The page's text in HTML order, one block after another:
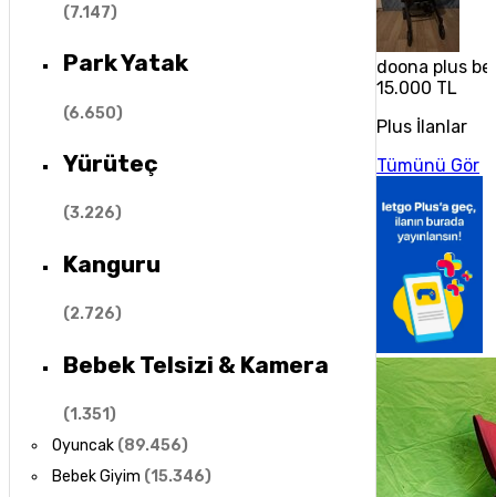
(7.147)
Park Yatak
(6.650)
Yürüteç
(3.226)
Kanguru
(2.726)
Bebek Telsizi & Kamera
(1.351)
Oyuncak (89.456)
Bebek Giyim (15.346)
doona plus
15.000 TL
Plus İlanlar
Tümünü Gör